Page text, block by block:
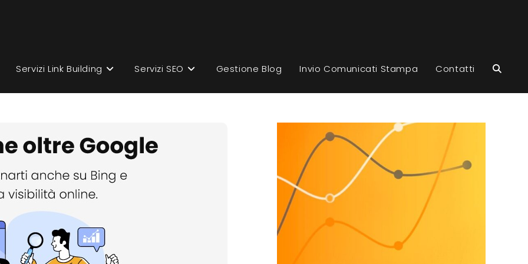
Servizi Link Building Servizi SEO Gestione Blog Invio Comunicati Stampa Contatti
Attiva/
ricerca